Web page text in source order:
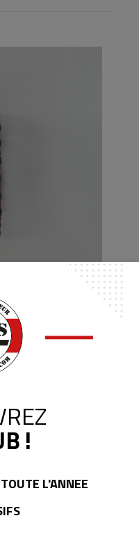
!
TOUTE L'ANNEE
COYOTTE